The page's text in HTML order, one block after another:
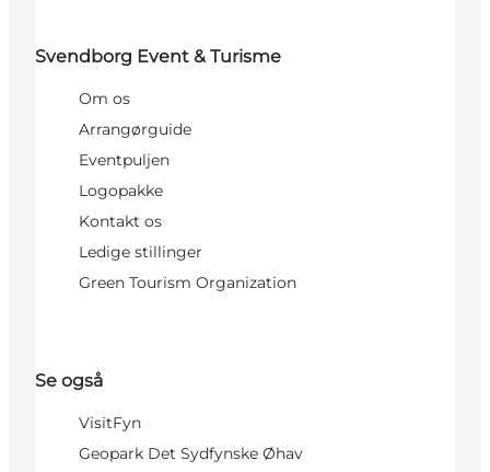
Svendborg Event & Turisme
Om os
Arrangørguide
Eventpuljen
Logopakke
Kontakt os
Ledige stillinger
Green Tourism Organization
Se også
VisitFyn
Geopark Det Sydfynske Øhav